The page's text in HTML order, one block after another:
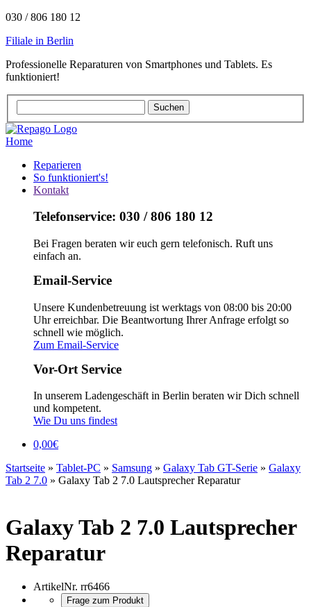
030 / 806 180 12
Filiale in Berlin
Professionelle Reparaturen von Smartphones und Tablets. Es
funktioniert!
Home
Reparieren
So funktioniert's!
Kontakt
Telefonservice: 030 / 806 180 12
Bei Fragen beraten wir euch gern telefonisch. Ruft uns
einfach an.
Email-Service
Unsere Kundenbetreuung ist werktags von 08:00 bis 20:00
Uhr erreichbar. Die Beantwortung Ihrer Anfrage erfolgt so
schnell wie möglich.
Zum Email-Service
Vor-Ort Service
In unserem Ladengeschäft in Berlin beraten wir Dich schnell
und kompetent.
Wie Du uns findest
0,00€
Startseite » Tablet-PC » Samsung » Galaxy Tab GT-Serie » Galaxy
Tab 2 7.0 » Galaxy Tab 2 7.0 Lautsprecher Reparatur
Galaxy Tab 2 7.0 Lautsprecher
Reparatur
ArtikelNr. rr6466
Frage zum Produkt